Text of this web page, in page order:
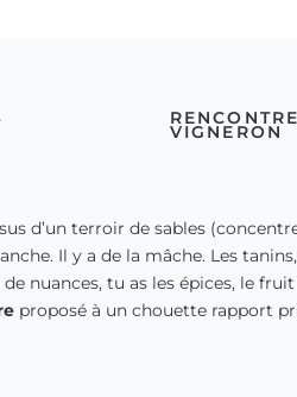
VIGNERON
d’un terroir de sables
Il y a de la mâche. Les
nuances, tu as les épices, le
proposé à un chouette rapport